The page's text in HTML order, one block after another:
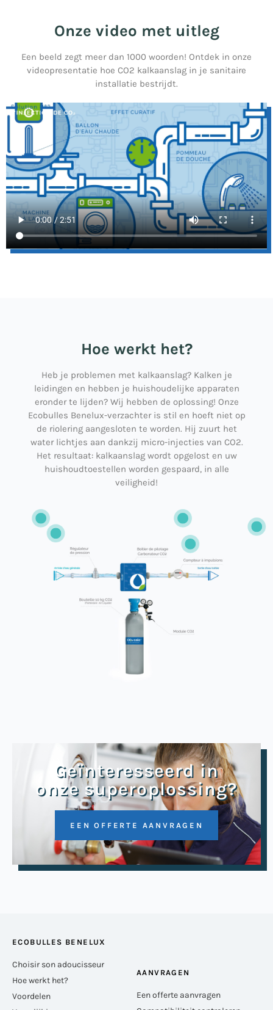
Onze video met uitleg
Een beeld zegt meer dan 1000 woorden! Ontdek in onze
videopresentatie hoe CO2 kalkaanslag in je sanitaire
installatie bestrijdt.
Hoe werkt het?
Heb je problemen met kalkaanslag? Kalken je
leidingen en hebben je huishoudelijke apparaten
eronder te lijden? Wij hebben de oplossing! Onze
Ecobulles Benelux-verzachter is stil en hoeft niet op
de riolering aangesloten te worden. Hij zuurt het
water lichtjes aan dankzij micro-injecties van CO2.
Het resultaat: kalkaanslag wordt opgelost en uw
huishoudtoestellen worden gespaard, in alle
veiligheid!
Geïnteresseerd in
onze superoplossing?
EEN OFFERTE AANVRAGEN
ECOBULLES BENELUX
Choisir son adoucisseur
Hoe werkt het?
Voordelen
AANVRAGEN
Een offerte aanvragen